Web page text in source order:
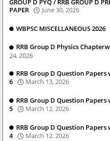
GROUP D PYQ / RRB GROUP D
PAPER
June 30, 2026
WBPSC MISCELLANEOUS 2026
RRB Group D Physics
24, 2026
RRB Group D Question
6
March 13, 2026
RRB Group D Question
5
March 12, 2026
RRB Group D Question
4
March 12, 2026